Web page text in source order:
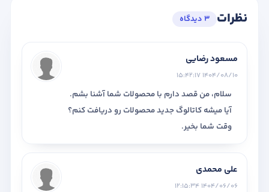
نظرات 3 دیدگاه
مسعود رضایی
1404/08/10 15:42:17
سلام، من قصد دارم با محصولات شما آشنا بشم.
آیا میشه کاتالوگ جدید محصولات رو دریافت کنم؟
وقت شما بخیر.
علی محمدی
1404/06/06 12:15:34